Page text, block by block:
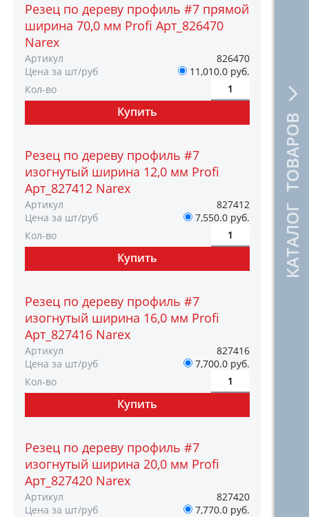
КАТАЛОГ ТОВАРОВ
Резец по дереву профиль #7 прямой
ширина 70,0 мм Profi Арт_826470
Narex
Артикул
826470
Цена за шт/руб
11,010.0 руб.
Кол-во
Резец по дереву профиль #7
изогнутый ширина 12,0 мм Profi
Арт_827412 Narex
Артикул
827412
Цена за шт/руб
7,550.0 руб.
Кол-во
Резец по дереву профиль #7
изогнутый ширина 16,0 мм Profi
Арт_827416 Narex
Артикул
827416
Цена за шт/руб
7,700.0 руб.
Кол-во
Резец по дереву профиль #7
изогнутый ширина 20,0 мм Profi
Арт_827420 Narex
Артикул
827420
Цена за шт/руб
7,770.0 руб.